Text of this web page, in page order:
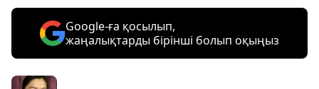
Google-ға қосылып,
жаңалықтарды бірінші болып оқыңыз